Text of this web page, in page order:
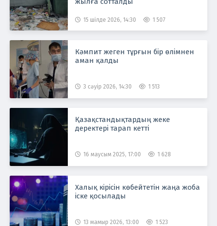
15 шілде 2026, 14:30 1 507
Кәмпит жеген тұрғын бір өлімнен
аман қалды
3 сәуір 2026, 14:30 1 513
Қазақстандықтардың жеке
деректері тарап кетті
16 маусым 2025, 17:00 1 628
Халық кірісін көбейтетін жаңа жоба
іске қосылады
13 мамыр 2026, 13:00 1 523